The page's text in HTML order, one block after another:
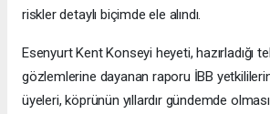
riskler detaylı biçimde ele alındı.
Esenyurt Kent Konseyi heyeti, hazırladığı
gözlemlerine dayanan raporu İBB
üyeleri, köprünün yıllardır gündemde